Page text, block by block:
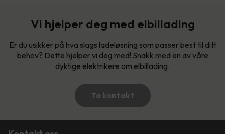
Vi hjelper deg med elbillading
Er du usikker på hva slags ladeløsning som passer best til ditt
behov? Dette hjelper vi deg med! Snakk med en av våre
dyktige elektrikere om elbillading.
Ta kontakt